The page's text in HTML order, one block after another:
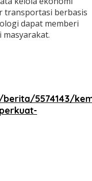
transportasi berbasis
dapat memberi
5574143/